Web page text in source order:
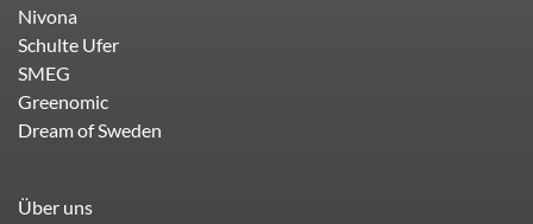
Nivona
Schulte Ufer
SMEG
Greenomic
Dream of Sweden
Über uns